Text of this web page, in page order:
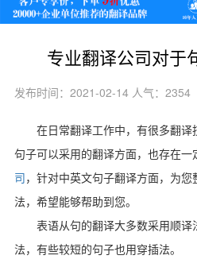
专业翻译公司对于
发布时间：2021-02-14 人气：2354
在日常翻译工作中，有很多翻
句子可以采用的翻译方面，也存在一
司 ，针对中英文句子翻译方面，为
法，希望能够帮助到您。
表语从句的翻译大多数采用顺译
法，有些较短的句子也用穿插法。